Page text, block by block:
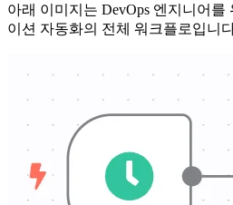
아래 이미지는 DevOps 엔지니어를
이션 자동화의 전체 워크플로입니